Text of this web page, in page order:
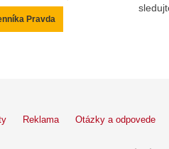
Pravda
Reklama Otázky a odpovede